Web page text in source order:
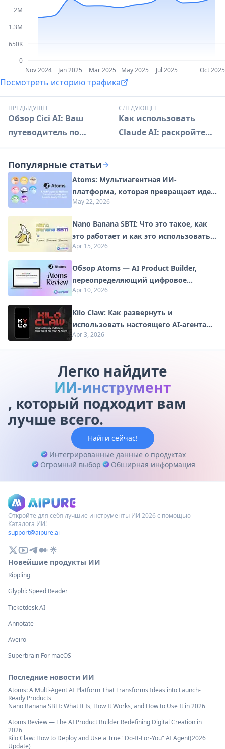
Nov 2024 Jan 2025 Mar 2025 May 2025 Jul 2025 Oct 2025
0
650K
1.3M
2M
Посмотреть историю трафика
ПРЕДЫДУЩЕЕ
Обзор Cici AI: Ваш
путеводитель по
виртуальному
ассистенту
СЛЕДУЮЩЕЕ
Как использовать
Claude AI: раскройте
искусственного
интеллекта
Популярные статьи
Atoms: Мультиагентная ИИ-
платформа, которая превращает идеи
в готовые к запуску продукты
May 22, 2026
Nano Banana SBTI: Что это такое, как
это работает и как это использовать в
2026 году
Apr 15, 2026
Обзор Atoms — AI Product Builder,
переопределяющий цифровое
творчество в 2026 году
Apr 10, 2026
Kilo Claw: Как развернуть и
использовать настоящего AI-агента
"Сделай-Это-За-Вас" (Обновление
Apr 3, 2026
Легко найдите
ИИ-инструмент
, который подходит вам
лучше всего.
Найти сейчас!
Интегрированные данные о продуктах
Огромный выбор
Обширная информация
Откройте для себя лучшие инструменты ИИ 2026 с помощью
Каталога ИИ!
support@aipure.ai
Новейшие продукты ИИ
Rippling
Glyphi: Speed Reader
Ticketdesk AI
Annotate
Aveiro
Superbrain For macOS
Последние новости ИИ
Atoms: A Multi-Agent AI Platform That Transforms Ideas into Launch-
Ready Products
Nano Banana SBTI: What It Is, How It Works, and How to Use It in 2026
Atoms Review — The AI Product Builder Redefining Digital Creation in
2026
Kilo Claw: How to Deploy and Use a True "Do‑It‑For‑You" AI Agent(2026
Update)